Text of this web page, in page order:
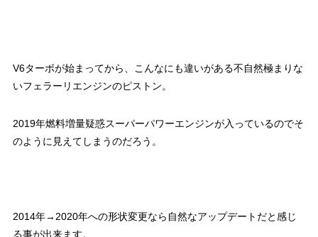
V6ターボが始まってから、こんなにも違いがある不自然極まりな
いフェラーリエンジンのピストン。
2019年燃料増量疑惑スーパーパワーエンジンが入っているのでそ
のように見えてしまうのだろう。
2014年→2020年への形状変更なら自然なアップデートだと感じ
る事が出来ます。